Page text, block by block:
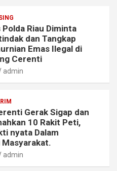
Riau Diminta
dan Tangkap
Emas Ilegal di
Cerenti
admin
Gerak Sigap dan
10 Rakit Peti,
nyata Dalam
admin